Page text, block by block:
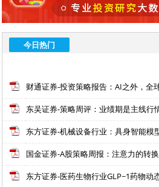
今日热门
财通证券-投资策略报告：AI之外，全
东吴证券-策略周评：业绩期是主线行
东方证券-机械设备行业：具身智能模
国金证券-A股策略周报：注意力的转
东方证券-医药生物行业GLP~1药物动